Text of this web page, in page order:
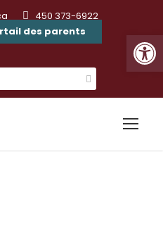
Ouvrir la barre d'outils
450 373-6922
des parents